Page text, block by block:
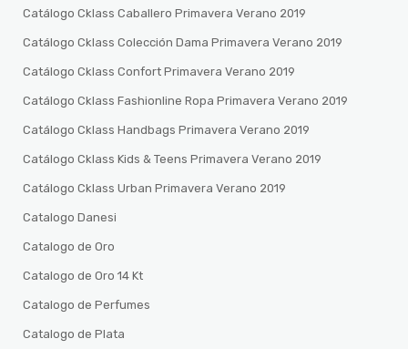
Catálogo Cklass Caballero Primavera Verano 2019
Catálogo Cklass Colección Dama Primavera Verano 2019
Catálogo Cklass Confort Primavera Verano 2019
Catálogo Cklass Fashionline Ropa Primavera Verano 2019
Catálogo Cklass Handbags Primavera Verano 2019
Catálogo Cklass Kids & Teens Primavera Verano 2019
Catálogo Cklass Urban Primavera Verano 2019
Catalogo Danesi
Catalogo de Oro
Catalogo de Oro 14 Kt
Catalogo de Perfumes
Catalogo de Plata